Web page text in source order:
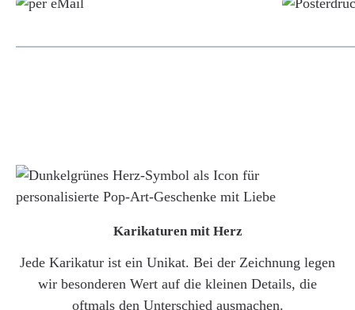
Karikaturen mit Herz
Jede Karikatur ist ein Unikat. Bei der Zeichnung legen
wir besonderen Wert auf die kleinen Details, die
oftmals den Unterschied ausmachen.